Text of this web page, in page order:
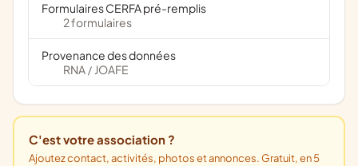
Formulaires CERFA pré-remplis
2 formulaires
Provenance des données
RNA / JOAFE
C'est votre association ?
Ajoutez contact, activités, photos et annonces. Gratuit, en 5